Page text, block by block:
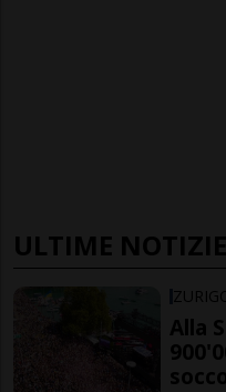
ULTIME
Alla